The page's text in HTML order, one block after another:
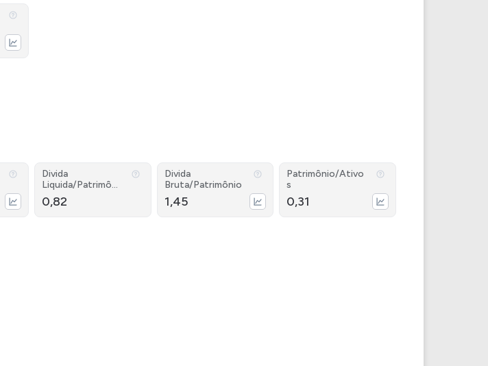
Divida
Liquida/Patrimôni
o
0,82
Divida
Bruta/Patrimônio
1,45
Patrimônio/Ativo
s
0,31